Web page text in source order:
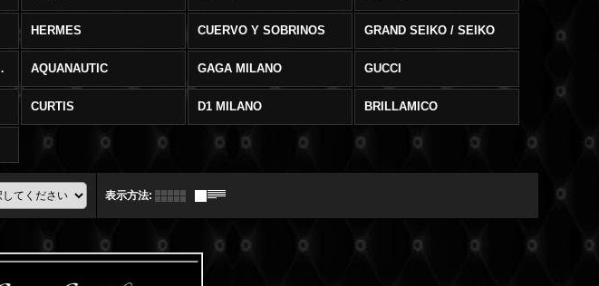
HERMES CUERVO Y SOBRINOS GRAND SEIKO / SEIKO
AQUANAUTIC GAGA MILANO GUCCI
CURTIS D1 MILANO BRILLAMICO
表示方法: